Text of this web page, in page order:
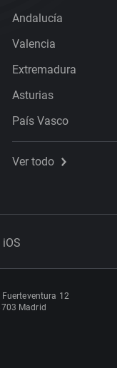
Andalucía
Valencia
Extremadura
Asturias
País Vasco
Ver todo
iOS
12
Madrid